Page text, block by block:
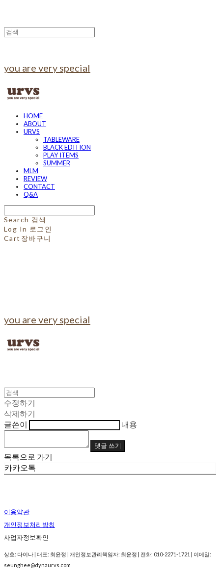
you are very special
HOME
ABOUT
URVS
TABLEWARE
BLACK EDITION
PLAY ITEMS
SUMMER
MLM
REVIEW
CONTACT
Q&A
Search 검색
Log In 로그인
Cart 장바구니
you are very special
수정하기
삭제하기
글쓴이
내용
댓글 쓰기
목록으로 가기
카카오톡
이용약관
개인정보처리방침
사업자정보확인
상호: 다이나 | 대표: 최윤정 | 개인정보관리책임자: 최윤정 | 전화: 010-2271-1721 | 이메일:
seunghee@dynaurvs.com